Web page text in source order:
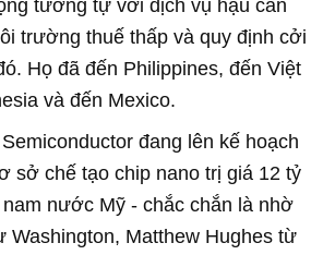
tương tự với dịch vụ hậu cần
trường thuế thấp và quy định cởi
Họ đã đến Philippines, đến Việt
và đến Mexico.
đang lên kế hoạch
sở chế tạo chip nano trị giá 12 tỷ
nước Mỹ - chắc chắn là nhờ
Washington, Matthew Hughes từ